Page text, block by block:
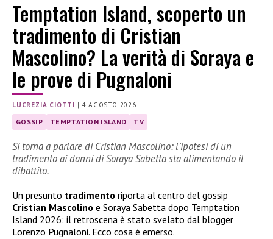
Temptation Island, scoperto un
tradimento di Cristian
Mascolino? La verità di Soraya e
le prove di Pugnaloni
LUCREZIA CIOTTI |4 AGOSTO 2026
GOSSIP TEMPTATION ISLAND TV
Si torna a parlare di Cristian Mascolino: l’ipotesi di un
tradimento ai danni di Soraya Sabetta sta alimentando il
dibattito.
Un presunto tradimento riporta al centro del gossip
Cristian Mascolino e Soraya Sabetta dopo Temptation
Island 2026: il retroscena è stato svelato dal blogger
Lorenzo Pugnaloni. Ecco cosa è emerso.